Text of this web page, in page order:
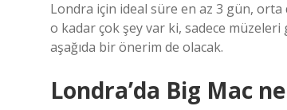
Londra için ideal süre en az 3 gün, orta
o kadar çok şey var ki, sadece
aşağıda bir önerim de olacak.
Londra’da Big Mac